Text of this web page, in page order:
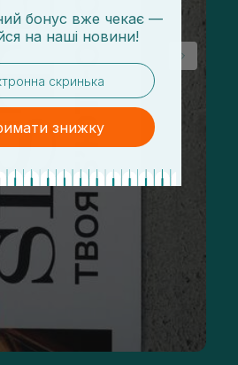
бонус вже чекає —
на наші новини!
знижку